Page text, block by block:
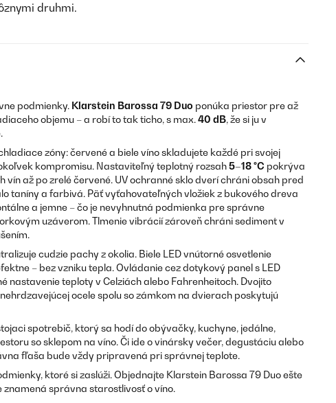
druhmi.
podmienky. Klarstein Barossa 79 Duo ponúka priestor pre až
objemu – a robí to tak ticho, s max.40 dB, že si ju v
zóny: červené a biele víno skladujete každé pri svojej
kompromisu. Nastaviteľný teplotný rozsah5–18 °C pokrýva
vín až po zrelé červené. UV ochranné sklo dverí chráni obsah pred
taníny a farbivá. Päť vyťahovateľných vložiek z bukového dreva
a jemne – čo je nevyhnutná podmienka pre správne
uzáverom. Tlmenie vibrácií zároveň chráni sediment v
cudzie pachy z okolia. Biele LED vnútorné osvetlenie
– bez vzniku tepla. Ovládanie cez dotykový panel s LED
nastavenie teploty v Celziách alebo Fahrenheitoch. Dvojito
ocele spolu so zámkom na dvierach poskytujú
spotrebič, ktorý sa hodí do obývačky, kuchyne, jedálne,
so sklepom na víno. Či ide o vinársky večer, degustáciu alebo
fľaša bude vždy pripravená pri správnej teplote.
ktoré si zaslúži. Objednajte Klarstein Barossa 79 Duo ešte
znamená správna starostlivosť o víno.